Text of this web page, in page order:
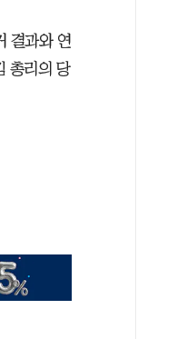
결과와 연
총리의 당